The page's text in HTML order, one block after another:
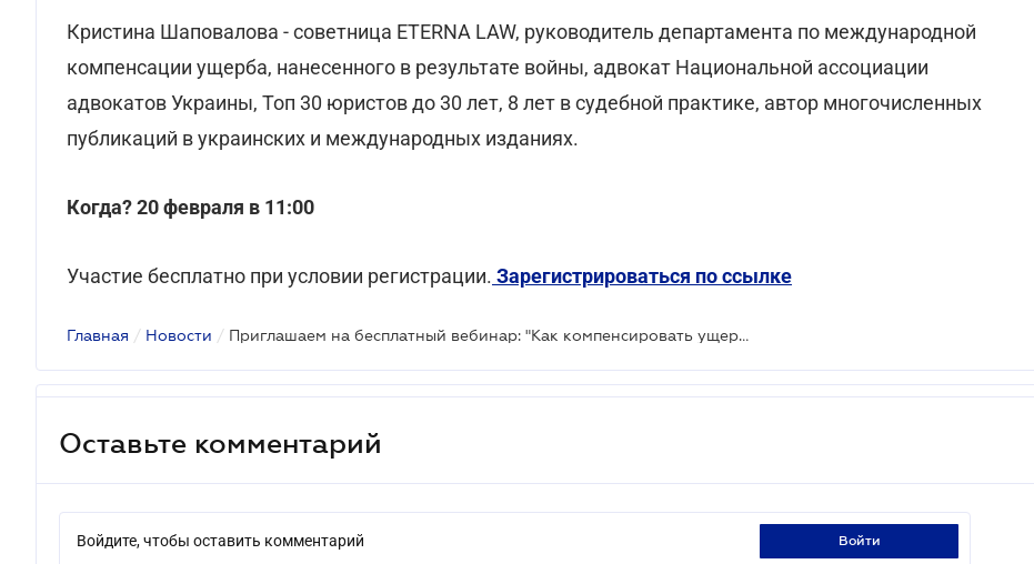
Кристина Шаповалова - советница ETERNA LAW, руководитель департамента по международной
компенсации ущерба, нанесенного в результате войны, адвокат Национальной ассоциации
адвокатов Украины, Топ 30 юристов до 30 лет, 8 лет в судебной практике, автор многочисленных
публикаций в украинских и международных изданиях.
Когда? 20 февраля в 11:00
Участие бесплатно при условии регистрации. Зарегистрироваться по ссылке
Главная / Новости / Приглашаем на бесплатный вебинар: "Как компенсировать ущерб нанесенный агрессией рф? Пошаговая инструкция"
Оставьте комментарий
Войдите, чтобы оставить комментарий войти